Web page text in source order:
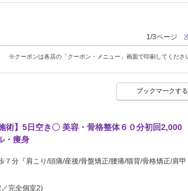
1/3ページ
※クーポンは各店の「クーポン・メニュー」画面で印刷してくださ
ブックマークする
術】5日空き〇 美容・骨格整体６０分初回2,000
・痩身
７分『肩こり/頭痛/産後/骨盤矯正/腰痛/猫背/骨格矯正/肩甲
完全個室2)